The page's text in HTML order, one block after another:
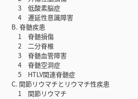
3 低酸素脳症
4 遷延性意識障害
B. 脊髄疾患
1 脊髄損傷
2 二分脊椎
3 脊髄血管障害
4 脊髄空洞症
5 HTLV関連脊髄症
C. 関節リウマチとリウマチ性疾患
1 関節リウマチ